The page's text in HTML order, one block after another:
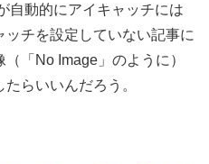
自動的にアイキャッチには
チを設定していない記事に
「No Image」のように）
らいいんだろう。